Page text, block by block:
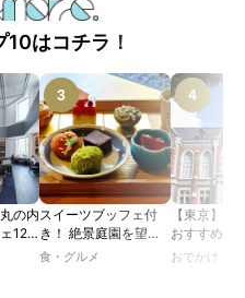
はコチラ！
の内
12
たり
スイーツブッフェ付
き！ 絶景庭園を望む
ホテルレストランで味
食・グルメ
【東京】レ
おすすめカ
｜文化財・
おでかけ